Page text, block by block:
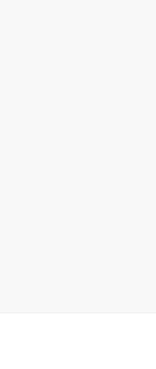
se musí zástupci tradičních prodejců snažit.
zboží, prostě už nestačí.
za dostupnou cenu lidem ze
a zejména jim chceme pomoci